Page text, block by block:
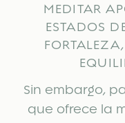
MEDITAR
ESTADOS
Sin embargo,
que ofrece la